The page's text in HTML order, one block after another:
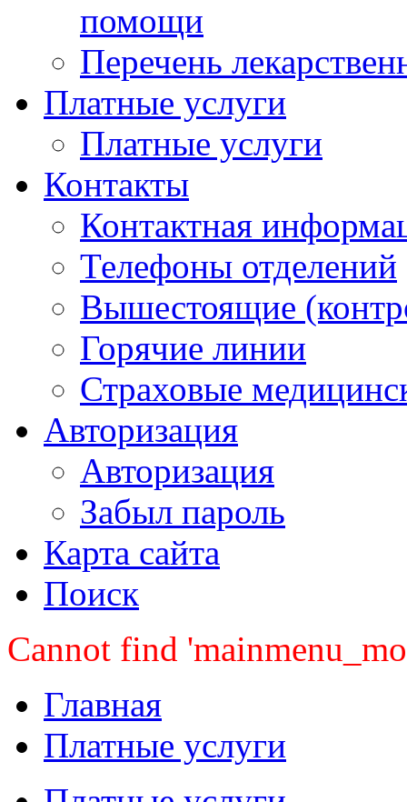
помощи
Перечень
Платные услуги
Платные услуги
Контакты
Контактная
Телефоны отделений
Вышестоящие
Горячие линии
Страховые
Авторизация
Авторизация
Забыл пароль
Карта сайта
Поиск
Cannot find
Главная
Платные услуги